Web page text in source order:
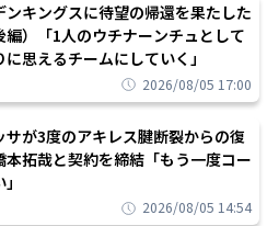
ンキングスに待望の帰還を果たした
編）「1人のウチナーンチュとして
思えるチームにしていく」
2026/08/05 17:00
サが3度のアキレス腱断裂からの復
本拓哉と契約を締結「もう一度コー
2026/08/05 14:54